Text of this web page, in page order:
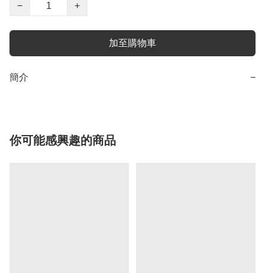
−
+
加至購物車
簡介 −
你可能感興趣的商品